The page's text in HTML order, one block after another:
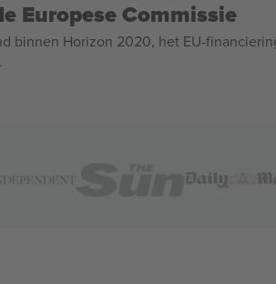
Europese Commissie
binnen Horizon 2020, het EU-